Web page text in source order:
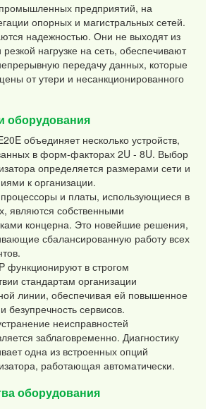
предприятий, на
опорных и магистральных сетей.
надежностью. Они не выходят из
нагрузке на сеть, обеспечивают
передачу данных, которые
от утери и несанкционированного
оборудования
объединяет несколько устройств,
в форм-факторах 2U - 8U. Выбор
определяется размерами сети и
к организации.
и платы, использующиеся в
являются собственными
концерна. Это новейшие решения,
сбалансированную работу всех
функционируют в строгом
стандартам организации
линии, обеспечивая ей повышенное
безупречность сервисов.
неисправностей
заблаговременно. Диагностику
одна из встроенных опций
работающая автоматически.
оборудования